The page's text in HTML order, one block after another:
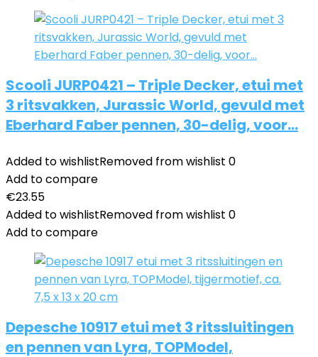
Scooli JURP0421 – Triple Decker, etui met
3 ritsvakken, Jurassic World, gevuld met
Eberhard Faber pennen, 30-delig, voor…
Added to wishlistRemoved from wishlist 0
Add to compare
€23.55
Added to wishlistRemoved from wishlist 0
Add to compare
Depesche 10917 etui met 3 ritssluitingen
en pennen van Lyra, TOPModel,